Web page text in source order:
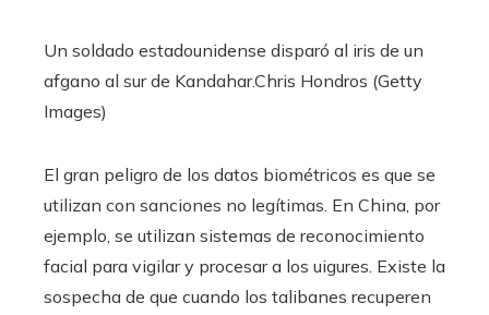
Un soldado estadounidense disparó al iris de un
afgano al sur de Kandahar.Chris Hondros (Getty
Images)
El gran peligro de los datos biométricos es que se
utilizan con sanciones no legítimas. En China, por
ejemplo, se utilizan sistemas de reconocimiento
facial para vigilar y procesar a los uigures. Existe la
sospecha de que cuando los talibanes recuperen